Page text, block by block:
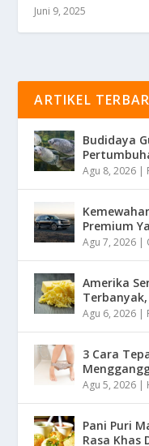
Juni 9, 2025
ARTIKEL
Budidaya
Agu 8, 2026 |
Premium
Agu 7, 2026 |
Amerika
Agu 6, 2026 |
3 Cara
Agu 5, 2026 |
Pani Puri
Rasa Khas